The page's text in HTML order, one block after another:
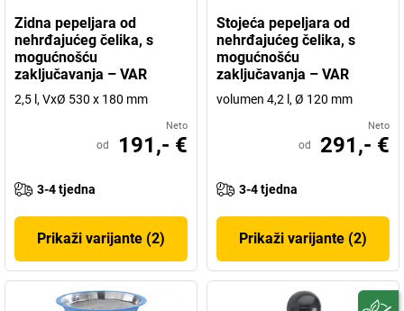
Zidna pepeljara od
nehrđajućeg čelika, s
mogućnošću
zaključavanja – VAR
2,5 l, VxØ 530 x 180 mm
Neto
od 191,- €
3-4 tjedna
Prikaži varijante (2)
Stojeća pepeljara od
nehrđajućeg čelika, s
mogućnošću
zaključavanja – VAR
volumen 4,2 l, Ø 120 mm
Neto
od 291,- €
3-4 tjedna
Prikaži varijante (2)